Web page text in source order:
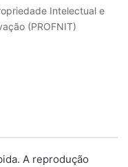
Intelectual e
(PROFNIT)
A reprodução